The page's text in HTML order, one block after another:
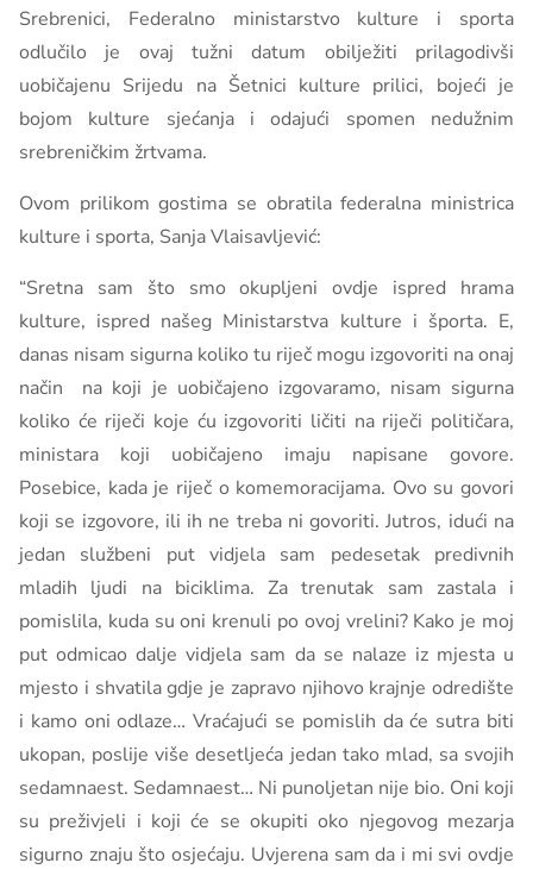
Srebrenici, Federalno ministarstvo kulture i sporta
odlučilo je ovaj tužni datum obilježiti prilagodivši
uobičajenu Srijedu na Šetnici kulture prilici, bojeći je
bojom kulture sjećanja i odajući spomen nedužnim
srebreničkim žrtvama.
Ovom prilikom gostima se obratila federalna ministrica
kulture i sporta, Sanja Vlaisavljević:
“Sretna sam što smo okupljeni ovdje ispred hrama
kulture, ispred našeg Ministarstva kulture i športa. E,
danas nisam sigurna koliko tu riječ mogu izgovoriti na onaj
način na koji je uobičajeno izgovaramo, nisam sigurna
koliko će riječi koje ću izgovoriti ličiti na riječi političara,
ministara koji uobičajeno imaju napisane govore.
Posebice, kada je riječ o komemoracijama. Ovo su govori
koji se izgovore, ili ih ne treba ni govoriti. Jutros, idući na
jedan službeni put vidjela sam pedesetak predivnih
mladih ljudi na biciklima. Za trenutak sam zastala i
pomislila, kuda su oni krenuli po ovoj vrelini? Kako je moj
put odmicao dalje vidjela sam da se nalaze iz mjesta u
mjesto i shvatila gdje je zapravo njihovo krajnje odredište
i kamo oni odlaze… Vraćajući se pomislih da će sutra biti
ukopan, poslije više desetljeća jedan tako mlad, sa svojih
sedamnaest. Sedamnaest… Ni punoljetan nije bio. Oni koji
su preživjeli i koji će se okupiti oko njegovog mezarja
sigurno znaju što osjećaju. Uvjerena sam da i mi svi ovdje